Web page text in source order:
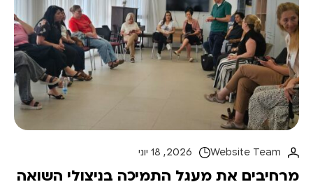
Website Team 2026 , 18 יוני
מרחיבים את מעגל התמיכה בניצולי השואה